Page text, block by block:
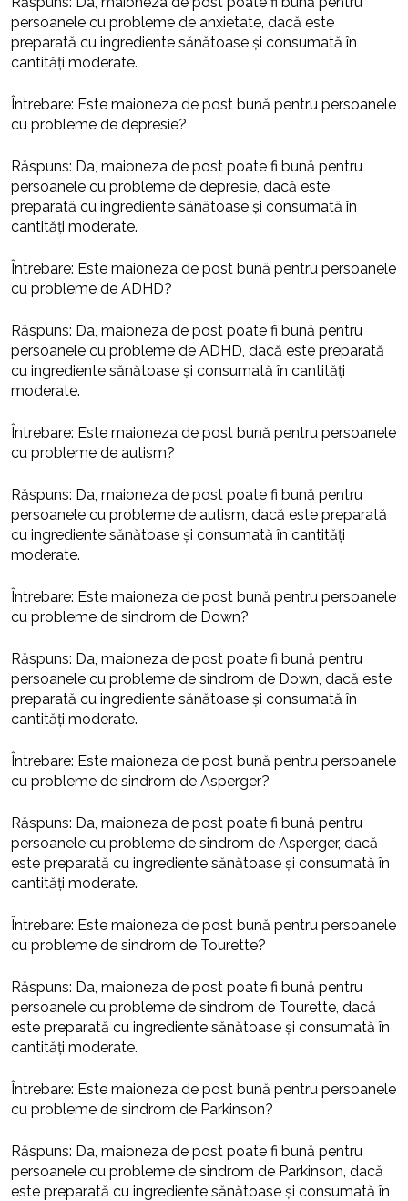
persoanele cu probleme de anxietate, dacă este
preparată cu ingrediente sănătoase și consumată în
cantități moderate.
Întrebare: Este maioneza de post bună pentru persoanele
cu probleme de depresie?
Răspuns: Da, maioneza de post poate fi bună pentru
persoanele cu probleme de depresie, dacă este
preparată cu ingrediente sănătoase și consumată în
cantități moderate.
Întrebare: Este maioneza de post bună pentru persoanele
cu probleme de ADHD?
Răspuns: Da, maioneza de post poate fi bună pentru
persoanele cu probleme de ADHD, dacă este preparată
cu ingrediente sănătoase și consumată în cantități
moderate.
Întrebare: Este maioneza de post bună pentru persoanele
cu probleme de autism?
Răspuns: Da, maioneza de post poate fi bună pentru
persoanele cu probleme de autism, dacă este preparată
cu ingrediente sănătoase și consumată în cantități
moderate.
Întrebare: Este maioneza de post bună pentru persoanele
cu probleme de sindrom de Down?
Răspuns: Da, maioneza de post poate fi bună pentru
persoanele cu probleme de sindrom de Down, dacă este
preparată cu ingrediente sănătoase și consumată în
cantități moderate.
Întrebare: Este maioneza de post bună pentru persoanele
cu probleme de sindrom de Asperger?
Răspuns: Da, maioneza de post poate fi bună pentru
persoanele cu probleme de sindrom de Asperger, dacă
este preparată cu ingrediente sănătoase și consumată în
cantități moderate.
Întrebare: Este maioneza de post bună pentru persoanele
cu probleme de sindrom de Tourette?
Răspuns: Da, maioneza de post poate fi bună pentru
persoanele cu probleme de sindrom de Tourette, dacă
este preparată cu ingrediente sănătoase și consumată în
cantități moderate.
Întrebare: Este maioneza de post bună pentru persoanele
cu probleme de sindrom de Parkinson?
Răspuns: Da, maioneza de post poate fi bună pentru
persoanele cu probleme de sindrom de Parkinson, dacă
este preparată cu ingrediente sănătoase și consumată în